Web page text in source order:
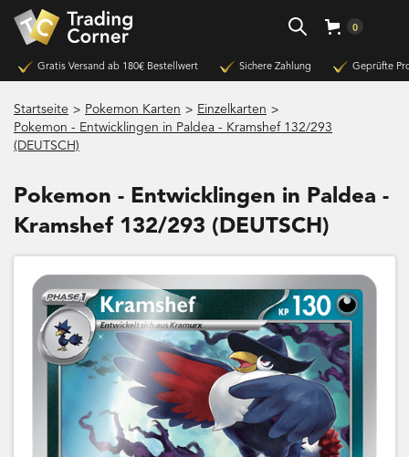
0
Gratis Versand ab 180€ Bestellwert Sichere Zahlung Geprüfte
Startseite > Pokemon Karten > Einzelkarten >
Pokemon - Entwicklingen in Paldea - Kramshef 132/293
(DEUTSCH)
Pokemon - Entwicklingen in Paldea -
Kramshef 132/293 (DEUTSCH)